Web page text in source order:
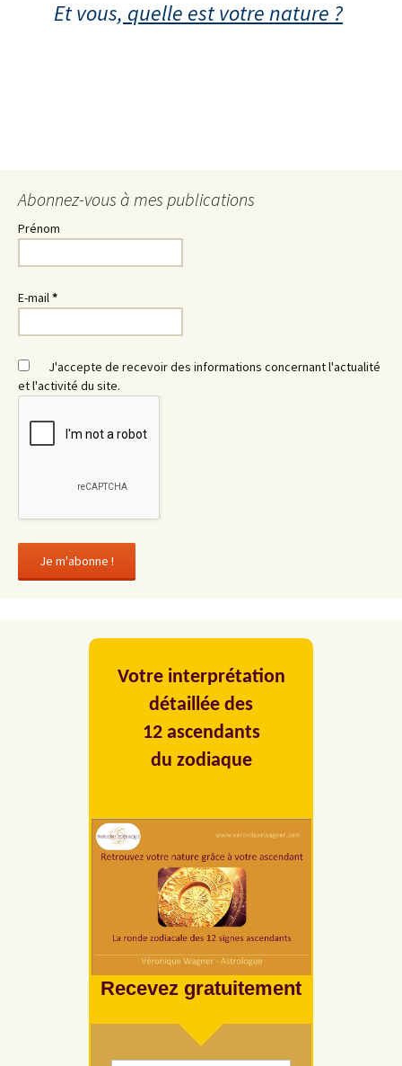
Et vous, quelle est votre nature ?
Abonnez-vous à mes publications
Prénom
E-mail*
J'accepte de recevoir des informations concernant l'actualité
et l'activité du site.
Votre interprétation
détaillée des
12 ascendants
du zodiaque
Recevez gratuitement